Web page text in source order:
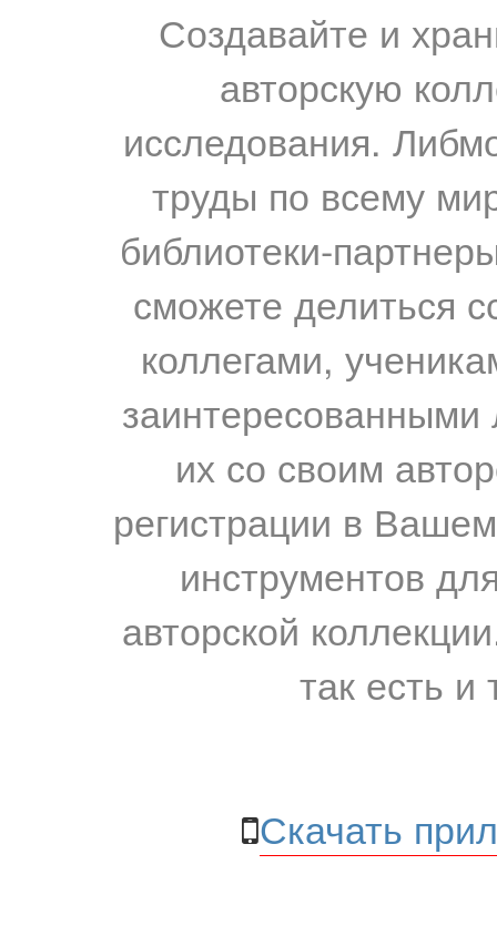
Создавайте и
авторскую
исследования.
труды по всему
библиотеки-
сможете делиться
коллегами,
их со своим
регистрации в
инструментов
авторской
так есть и
Скачать